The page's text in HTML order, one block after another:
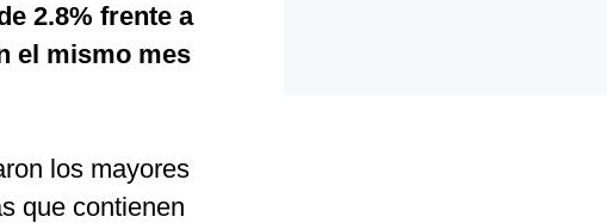
2.8% frente a
el mismo mes
los mayores
que contienen